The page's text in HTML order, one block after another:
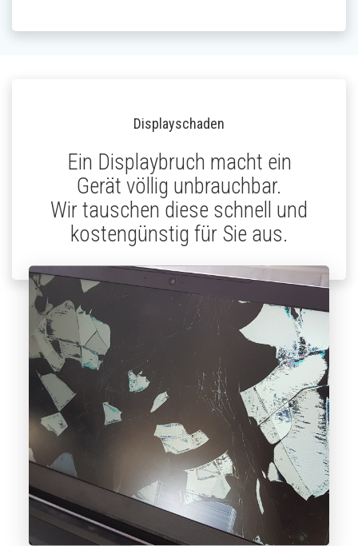
Displayschaden
Ein Displaybruch macht ein
Gerät völlig unbrauchbar.
Wir tauschen diese schnell und
kostengünstig für Sie aus.